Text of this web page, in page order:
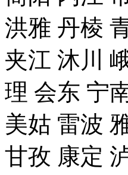
洪雅 丹棱
夹江 沐川
理 会东 宁
美姑 雷波
甘孜 康定